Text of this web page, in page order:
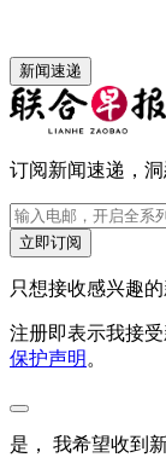
新闻速递
订阅新闻速递，洞
立即订阅
只想接收感兴趣
注册即表示我接
保护声明。
是， 我希望收到